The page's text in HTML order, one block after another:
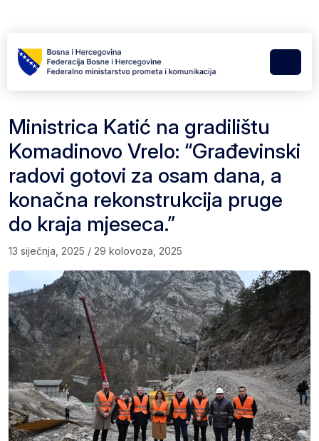
Menu
Ministrica Katić na gradilištu
Komadinovo Vrelo: “Građevinski
radovi gotovi za osam dana, a
konačna rekonstrukcija pruge
do kraja mjeseca.”
13 siječnja, 2025 / 29 kolovoza, 2025